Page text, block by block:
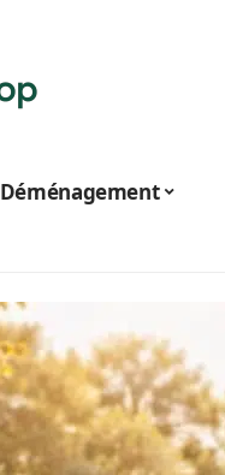
Déménagement